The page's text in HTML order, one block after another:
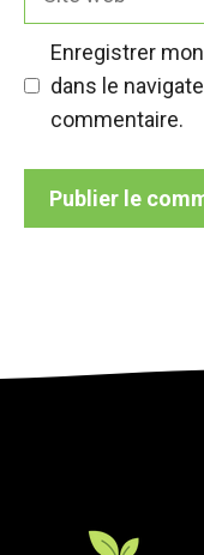
Enregistrer
dans le
commentaire.